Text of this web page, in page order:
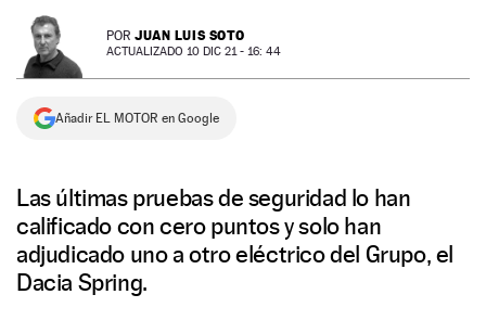
PREMIOS
SERVICIOS
POR JUAN LUIS SOTO
ACTUALIZADO 10 DIC 21 - 16: 44
Añadir EL MOTOR en Google
Las últimas pruebas de seguridad lo han
calificado con cero puntos y solo han
adjudicado uno a otro eléctrico del Grupo, el
Dacia Spring.